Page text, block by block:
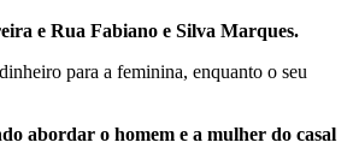
e Rua Fabiano e Silva Marques.
para a feminina, enquanto o seu
abordar o homem e a mulher do casal